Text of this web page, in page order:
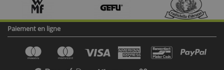
Paiement en ligne